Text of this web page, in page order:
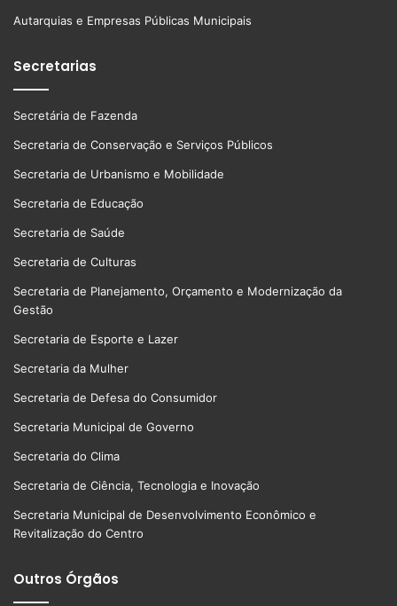
Autarquias e Empresas Públicas Municipais
Secretarias
Secretária de Fazenda
Secretaria de Conservação e Serviços Públicos
Secretaria de Urbanismo e Mobilidade
Secretaria de Educação
Secretaria de Saúde
Secretaria de Culturas
Secretaria de Planejamento, Orçamento e Modernização da
Gestão
Secretaria de Esporte e Lazer
Secretaria da Mulher
Secretaria de Defesa do Consumidor
Secretaria Municipal de Governo
Secretaria do Clima
Secretaria de Ciência, Tecnologia e Inovação
Secretaria Municipal de Desenvolvimento Econômico e
Revitalização do Centro
Outros Órgãos